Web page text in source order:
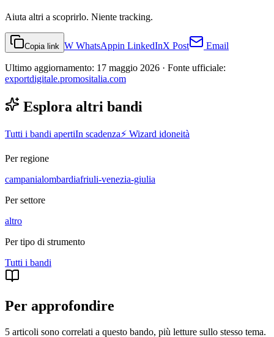
Aiuta altri a scoprirlo. Niente tracking.
Copia link W WhatsAppin LinkedInX Post Email
Ultimo aggiornamento: 17 maggio 2026 · Fonte ufficiale:
exportdigitale.promositalia.com
Esplora altri bandi
Tutti i bandi apertiIn scadenza⚡ Wizard idoneità
Per regione
campanialombardiafriuli-venezia-giulia
Per settore
altro
Per tipo di strumento
Tutti i bandi
Per approfondire
5 articoli sono correlati a questo bando, più letture sullo stesso tema.